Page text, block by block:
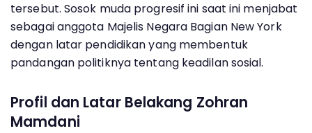
tersebut. Sosok muda progresif ini saat ini menjabat
sebagai anggota Majelis Negara Bagian New York
dengan latar pendidikan yang membentuk
pandangan politiknya tentang keadilan sosial.
Profil dan Latar Belakang Zohran
Mamdani